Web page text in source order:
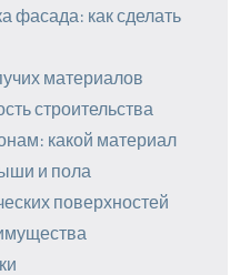
фасада: как сделать
материалов
строительства
какой материал
и пола
поверхностей